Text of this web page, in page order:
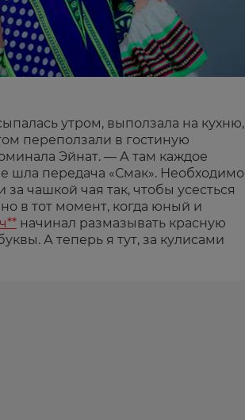
утром, выползала на кухню,
переползали в гостиную
Эйнат. — А там каждое
шла передача «Смак». Необходимо
за чашкой чая так, чтобы усесться
в тот момент, когда юный и
начинал размазывать красную
А теперь я тут, за кулисами